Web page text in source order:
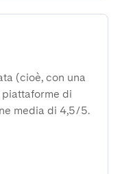
(cioè, con una
di
media di 4,5/5.